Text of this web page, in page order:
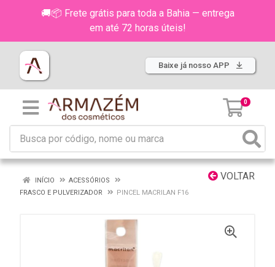
🚚📦 Frete grátis para toda a Bahia — entrega
em até 72 horas úteis!
Baixe já nosso APP
0
VOLTAR
INÍCIO
ACESSÓRIOS
FRASCO E PULVERIZADOR
PINCEL MACRILAN F16